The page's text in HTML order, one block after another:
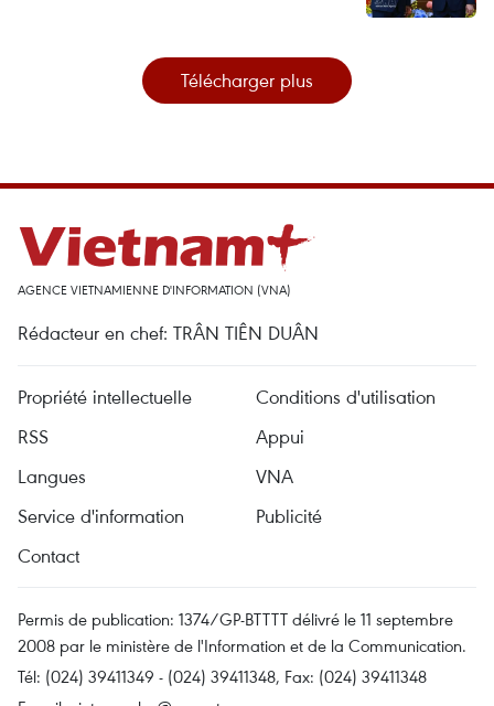
Télécharger plus
AGENCE VIETNAMIENNE D'INFORMATION (VNA)
Rédacteur en chef: TRÂN TIÊN DUÂN
Propriété intellectuelle
Conditions d'utilisation
RSS
Appui
Langues
VNA
Service d'information
Publicité
Contact
Permis de publication: 1374/GP-BTTTT délivré le 11 septembre
2008 par le ministère de l'Information et de la Communication.
Tél: (024) 39411349 - (024) 39411348, Fax: (024) 39411348